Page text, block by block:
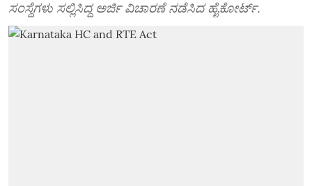
ಸಂಸ್ಥೆಗಳು ಸಲ್ಲಿಸಿದ್ದ ಅರ್ಜಿ ವಿಚಾರಣೆ ನಡೆಸಿದ ಹೈಕೋರ್ಟ್‌.